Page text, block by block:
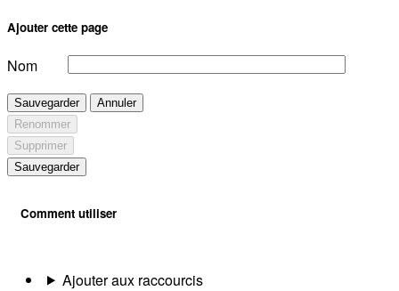
Ajouter cette page
Nom
Sauvegarder
Annuler
Renommer
Supprimer
Sauvegarder
Comment utiliser
Ajouter aux raccourcis